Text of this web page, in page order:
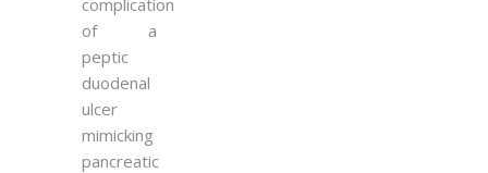
of a
peptic
duodenal
ulcer
mimicking
pancreatic